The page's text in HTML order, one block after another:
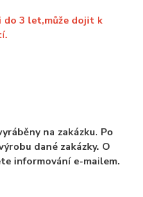
do 3 let,může dojit k
na zakázku. Po
dané zakázky. O
informování e-mailem.